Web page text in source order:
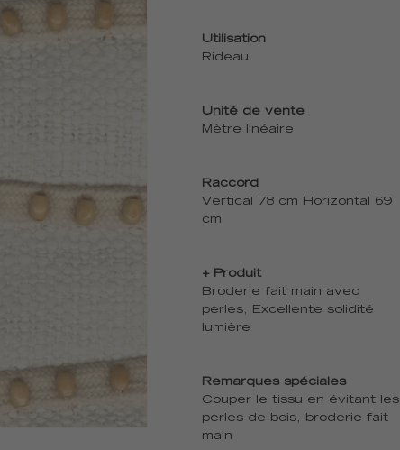
Utilisation
Rideau
Unité de vente
Mètre linéaire
Raccord
Vertical 78 cm Horizontal 69
cm
+ Produit
Broderie fait main avec
perles, Excellente solidité
lumière
Remarques spéciales
Couper le tissu en évitant les
perles de bois, broderie fait
main